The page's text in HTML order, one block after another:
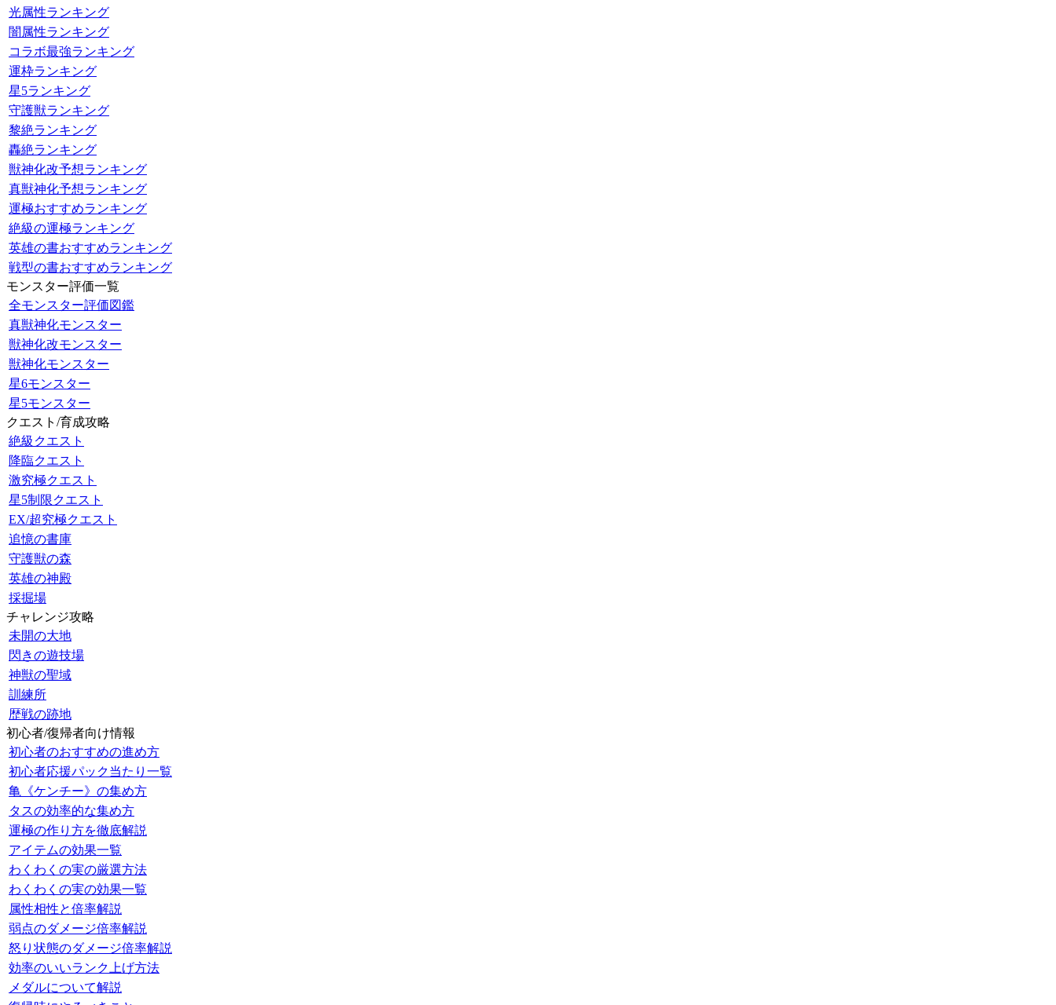
光属性ランキング
闇属性ランキング
コラボ最強ランキング
運枠ランキング
星5ランキング
守護獣ランキング
黎絶ランキング
轟絶ランキング
獣神化改予想ランキング
真獣神化予想ランキング
運極おすすめランキング
絶級の運極ランキング
英雄の書おすすめランキング
戦型の書おすすめランキング
モンスター評価一覧
全モンスター評価図鑑
真獣神化モンスター
獣神化改モンスター
獣神化モンスター
星6モンスター
星5モンスター
クエスト/育成攻略
絶級クエスト
降臨クエスト
激究極クエスト
星5制限クエスト
EX/超究極クエスト
追憶の書庫
守護獣の森
英雄の神殿
採掘場
チャレンジ攻略
未開の大地
閃きの遊技場
神獣の聖域
訓練所
歴戦の跡地
初心者/復帰者向け情報
初心者のおすすめの進め方
初心者応援パック当たり一覧
亀《ケンチー》の集め方
タスの効率的な集め方
運極の作り方を徹底解説
アイテムの効果一覧
わくわくの実の厳選方法
わくわくの実の効果一覧
属性相性と倍率解説
弱点のダメージ倍率解説
怒り状態のダメージ倍率解説
効率のいいランク上げ方法
メダルについて解説